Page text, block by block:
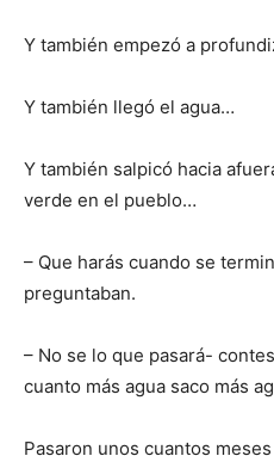
Y también empezó a
Y también llegó el agua…
Y también salpicó hacia
verde en el pueblo…
– Que harás cuando se
preguntaban.
– No se lo que pasará-
cuanto más agua saco más
Pasaron unos cuantos